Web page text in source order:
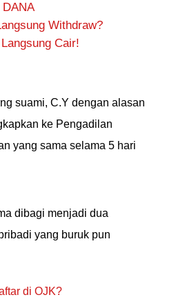
Withdraw?
Cair!
suami, C.Y dengan alasan
ke Pengadilan
yang sama selama 5 hari
dibagi menjadi dua
yang buruk pun
di OJK?